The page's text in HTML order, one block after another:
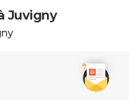
Juvigny